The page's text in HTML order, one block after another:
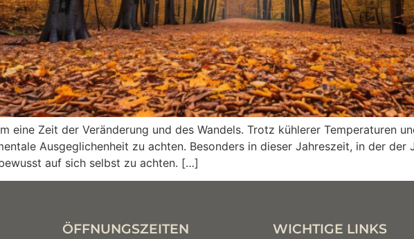
eine Zeit der Veränderung und des Wandels. Trotz kühlerer Temperaturen
Ausgeglichenheit zu achten. Besonders in dieser Jahreszeit, in der
auf sich selbst zu achten. […]
ÖFFNUNGSZEITEN WICHTIGE LINKS